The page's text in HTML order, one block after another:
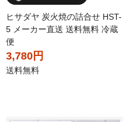
ヒサダヤ 炭火焼の詰合せ HST-
5 メーカー直送 送料無料 冷蔵
便
3,780円
送料無料